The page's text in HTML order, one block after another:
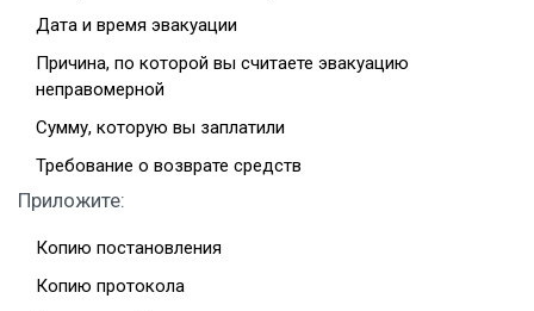
Дата и время эвакуации
Причина, по которой вы считаете эвакуацию
неправомерной
Сумму, которую вы заплатили
Требование о возврате средств
Приложите:
Копию постановления
Копию протокола